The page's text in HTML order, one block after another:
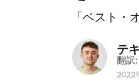
「ベスト・
テ
翻訳:
2022